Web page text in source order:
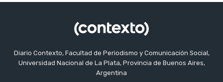
Diario Contexto, Facultad de Periodismo y Comunicación Social,
Universidad Nacional de La Plata, Provincia de Buenos Aires,
Argentina